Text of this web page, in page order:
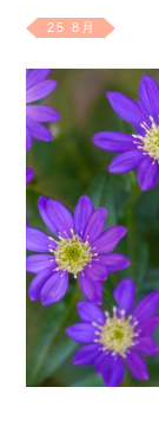
25 8月